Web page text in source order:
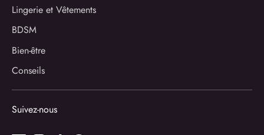
Lingerie et Vêtements
BDSM
Bien-être
Conseils
Suivez-nous